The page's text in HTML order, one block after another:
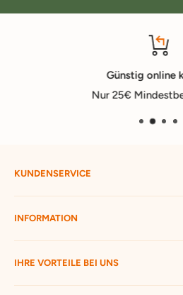
Günstig online
Nur 25€
KUNDENSERVICE
Widerruf starten
Bestellung verfolgen
Passwort vergessen
Kontakt
INFORMATION
Ratgeber
Hofmax stellt sich vor
IHRE VORTEILE BEI UNS